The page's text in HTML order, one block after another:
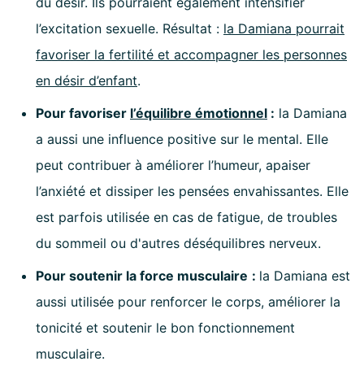
l’excitation sexuelle. Résultat : la Damiana pourrait
favoriser la fertilité et accompagner les personnes
en désir d’enfant.
Pour favoriser l’équilibre émotionnel : la Damiana
a aussi une influence positive sur le mental. Elle
peut contribuer à améliorer l’humeur, apaiser
l’anxiété et dissiper les pensées envahissantes. Elle
est parfois utilisée en cas de fatigue, de troubles
du sommeil ou d'autres déséquilibres nerveux.
Pour soutenir la force musculaire : la Damiana est
aussi utilisée pour renforcer le corps, améliorer la
tonicité et soutenir le bon fonctionnement
musculaire.